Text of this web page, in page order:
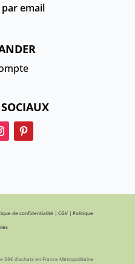
email
de confidentialité |CGV |Politique
59€ d’achats en France Métropolitaine